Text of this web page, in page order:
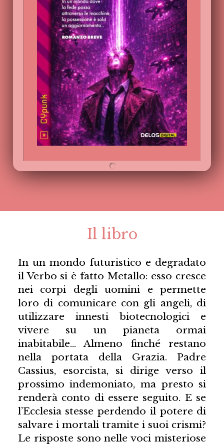
Il libro
In un mondo futuristico e degradato
il Verbo si è fatto Metallo: esso cresce
nei corpi degli uomini e permette
loro di comunicare con gli angeli, di
utilizzare innesti biotecnologici e
vivere su un pianeta ormai
inabitabile… Almeno finché restano
nella portata della Grazia. Padre
Cassius, esorcista, si dirige verso il
prossimo indemoniato, ma presto si
renderà conto di essere seguito. E se
l’Ecclesia stesse perdendo il potere di
salvare i mortali tramite i suoi crismi?
Le risposte sono nelle voci misteriose